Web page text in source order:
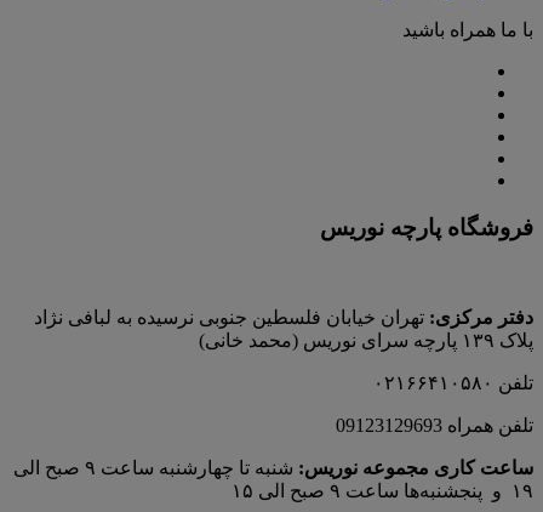
با ما همراه باشید
فروشگاه پارچه نوریس
دفتر مرکزی: تهران خیابان فلسطین جنوبی نرسیده به لبافی نژاد
پلاک ۱۳۹ پارچه‌ سرای نوريس (محمد خانی)
تلفن ۰۲۱۶۶۴۱۰۵۸۰
تلفن همراه 09123129693
ساعت کاری مجموعه نوریس:
شنبه تا چهارشنبه ساعت ۹ صبح الی
۱۹ و پنجشنبه‌ها ساعت ۹ صبح الی ۱۵